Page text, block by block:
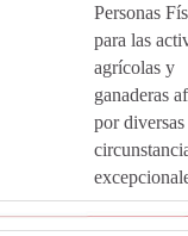
Personas
para las
agrícolas y
ganaderas
por diversas